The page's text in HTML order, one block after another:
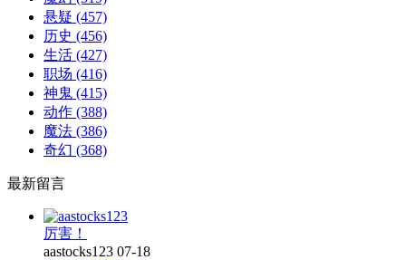
悬疑 (457)
历史 (456)
生活 (427)
职场 (416)
神鬼 (415)
动作 (388)
魔法 (386)
奇幻 (368)
最新留言
厉害！
aastocks123 07-18